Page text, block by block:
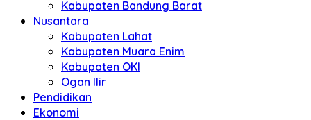
Kabupaten Bandung Barat
Nusantara
Kabupaten Lahat
Kabupaten Muara Enim
Kabupaten OKI
Ogan Ilir
Pendidikan
Ekonomi